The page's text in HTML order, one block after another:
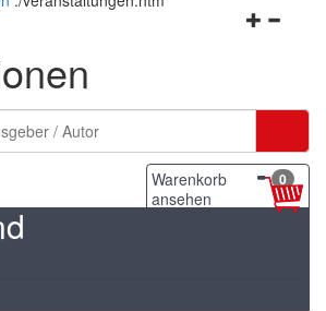
Warenkorb
ansehen
0